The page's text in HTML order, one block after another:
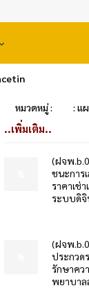
หมวดหมู่ : : แ
..เพิ่มเติม..
(ฝจพ
ชนะการ
ราคาเช่
ระบบดิจิ
(ฝจพ
ประกวด
รักษาคว
พยาบาล